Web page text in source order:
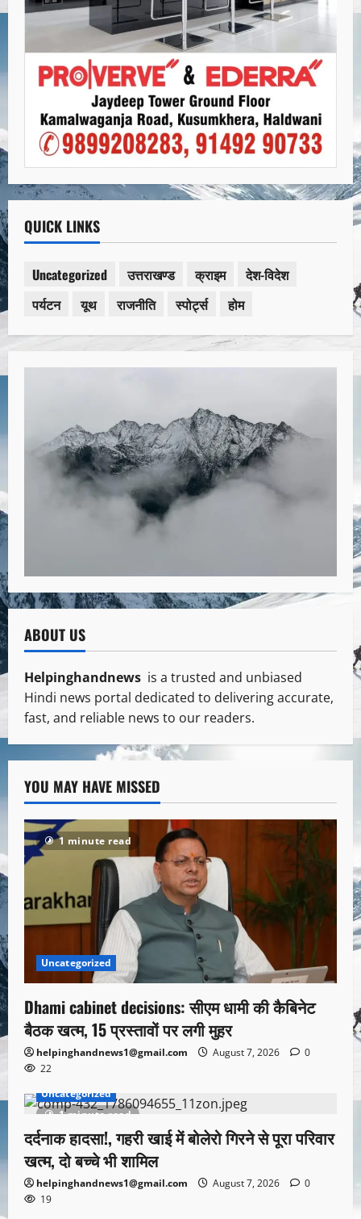
QUICK LINKS
Uncategorized उत्तराखण्ड क्राइम
देश-विदेश
पर्यटन
यूथ राजनीति स्पोर्ट्स होम
ABOUT US
Helpinghandnews is a trusted and unbiased
Hindi news portal dedicated to delivering accurate,
fast, and reliable news to our readers.
YOU MAY HAVE MISSED
1 minute read
Uncategorized
Dhami cabinet decisions: सीएम धामी की कैबिनेट
बैठक खत्म, 15 प्रस्तावों पर लगी मुहर
helpinghandnews1@gmail.com August 7, 2026
0
22
1 minute read
Uncategorized
दर्दनाक हादसा!, गहरी खाई में बोलेरो गिरने से पूरा परिवार
खत्म, दो बच्चे भी शामिल
helpinghandnews1@gmail.com August 7, 2026
0
19